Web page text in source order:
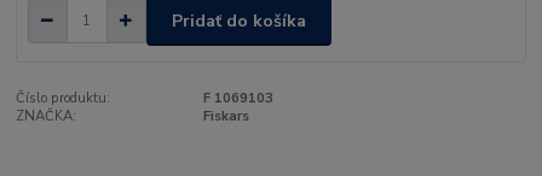
Pridať do košíka
Číslo produktu:
F 1069103
ZNAČKA:
Fiskars